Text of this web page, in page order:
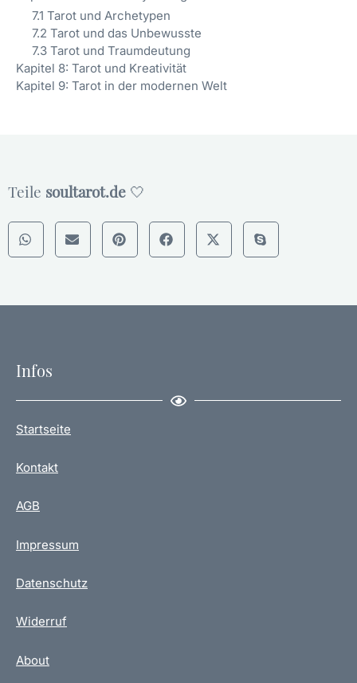
7.1 Tarot und Archetypen
7.2 Tarot und das Unbewusste
7.3 Tarot und Traumdeutung
Kapitel 8: Tarot und Kreativität
Kapitel 9: Tarot in der modernen Welt
Teile soultarot.de 🤍
Infos
Startseite
Kontakt
AGB
Impressum
Datenschutz
Widerruf
About